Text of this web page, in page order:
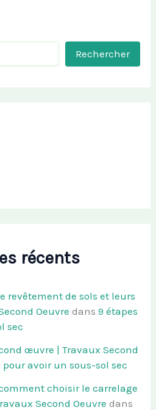
Rechercher
récents
revêtement de sols et leurs
Oeuvre dans9 étapes
sec
œuvre | Travaux Second
pour avoir un sous-sol sec
choisir le carrelage
Second Oeuvre dans